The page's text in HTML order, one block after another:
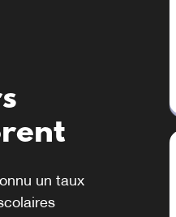
un taux